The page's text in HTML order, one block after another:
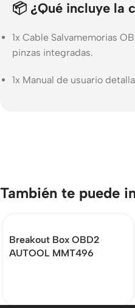
📦 ¿Qué incluye la
1x Cable Salvamemorias
pinzas integradas.
1x Manual de usuario
También te puede
Breakout Box OBD2
AUTOOL MMT496